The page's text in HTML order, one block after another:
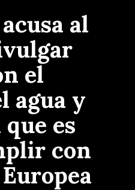
al
el
agua y
es
con